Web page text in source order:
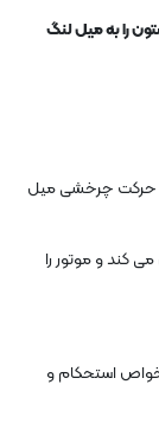
را به میل لنگ
حرکت چرخشی میل
کند و موتور را
خواص استحکام و